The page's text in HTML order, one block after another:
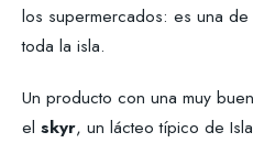
los supermercados: es una
toda la isla.
Un producto con una muy
el skyr, un lácteo típico de